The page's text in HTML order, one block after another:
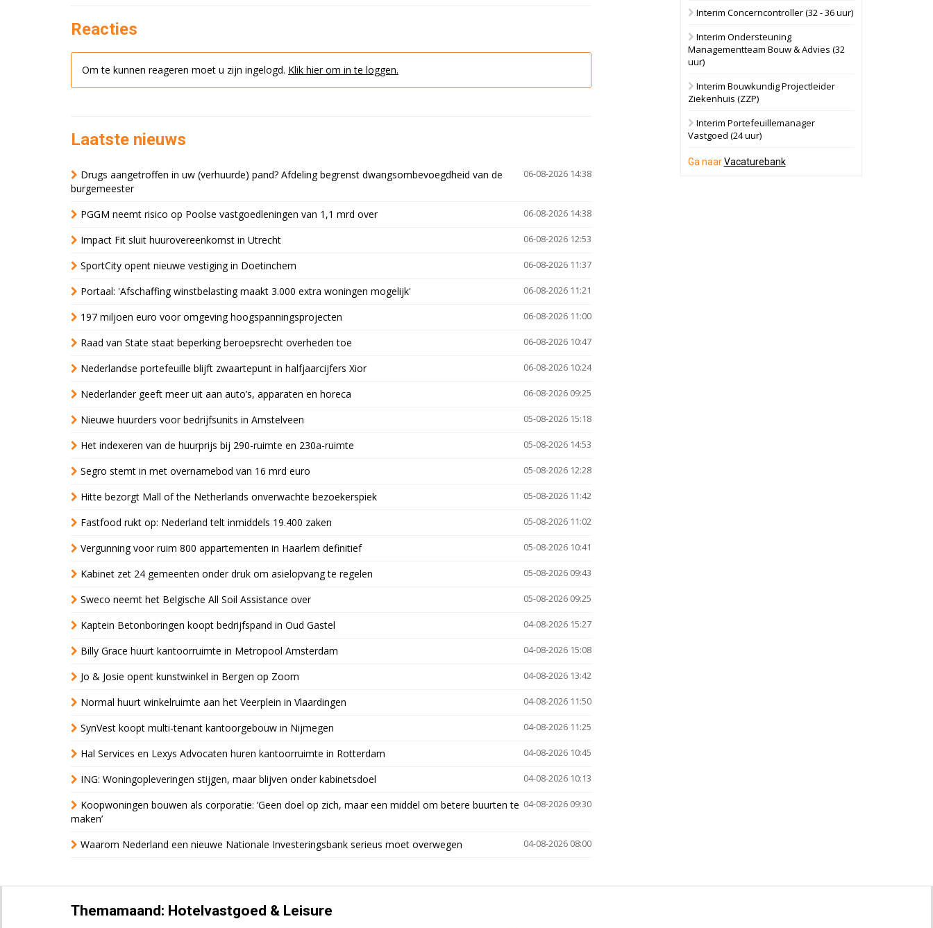
Reacties
Om te kunnen reageren moet u zijn ingelogd. Klik hier om in te loggen.
Laatste nieuws
06-08-2026 14:38
Drugs aangetroffen in uw (verhuurde) pand? Afdeling begrenst dwangsombevoegdheid van de
burgemeester
06-08-2026 14:38
PGGM neemt risico op Poolse vastgoedleningen van 1,1 mrd over
06-08-2026 12:53
Impact Fit sluit huurovereenkomst in Utrecht
06-08-2026 11:37
SportCity opent nieuwe vestiging in Doetinchem
06-08-2026 11:21
Portaal: 'Afschaffing winstbelasting maakt 3.000 extra woningen mogelijk'
06-08-2026 11:00
197 miljoen euro voor omgeving hoogspanningsprojecten
06-08-2026 10:47
Raad van State staat beperking beroepsrecht overheden toe
06-08-2026 10:24
Nederlandse portefeuille blijft zwaartepunt in halfjaarcijfers Xior
06-08-2026 09:25
Nederlander geeft meer uit aan auto’s, apparaten en horeca
05-08-2026 15:18
Nieuwe huurders voor bedrijfsunits in Amstelveen
05-08-2026 14:53
Het indexeren van de huurprijs bij 290-ruimte en 230a-ruimte
05-08-2026 12:28
Segro stemt in met overnamebod van 16 mrd euro
05-08-2026 11:42
Hitte bezorgt Mall of the Netherlands onverwachte bezoekerspiek
05-08-2026 11:02
Fastfood rukt op: Nederland telt inmiddels 19.400 zaken
05-08-2026 10:41
Vergunning voor ruim 800 appartementen in Haarlem definitief
05-08-2026 09:43
Kabinet zet 24 gemeenten onder druk om asielopvang te regelen
05-08-2026 09:25
Sweco neemt het Belgische All Soil Assistance over
04-08-2026 15:27
Kaptein Betonboringen koopt bedrijfspand in Oud Gastel
04-08-2026 15:08
Billy Grace huurt kantoorruimte in Metropool Amsterdam
04-08-2026 13:42
Jo & Josie opent kunstwinkel in Bergen op Zoom
04-08-2026 11:50
Normal huurt winkelruimte aan het Veerplein in Vlaardingen
04-08-2026 11:25
SynVest koopt multi-tenant kantoorgebouw in Nijmegen
04-08-2026 10:45
Hal Services en Lexys Advocaten huren kantoorruimte in Rotterdam
04-08-2026 10:13
ING: Woningopleveringen stijgen, maar blijven onder kabinetsdoel
04-08-2026 09:30
Koopwoningen bouwen als corporatie: ‘Geen doel op zich, maar een middel om betere buurten te
maken’
04-08-2026 08:00
Waarom Nederland een nieuwe Nationale Investeringsbank serieus moet overwegen
Bekijk
Oranje
28 september 2026
Grootschalig
bedrijventerrein
27 augustus 2026
17 september 2026
Voormalig
Interim Concerncontroller (32 - 36 uur)
Interim Ondersteuning
Managementteam Bouw & Advies (32
uur)
Interim Bouwkundig Projectleider
Ziekenhuis (ZZP)
Interim Portefeuillemanager
Vastgoed (24 uur)
Ga naarVacaturebank
Themamaand: Hotelvastgoed & Leisure